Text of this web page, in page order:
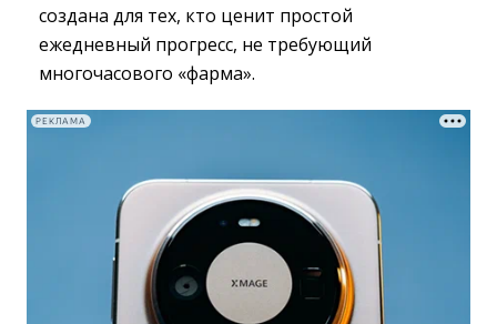
создана для тех, кто ценит простой
ежедневный прогресс, не требующий
многочасового «фарма».
РЕКЛАМА